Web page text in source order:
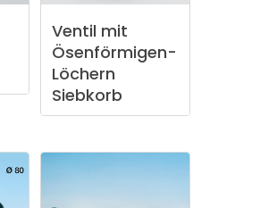
Ventil mit
Ösenförmigen-
Löchern
Siebkorb